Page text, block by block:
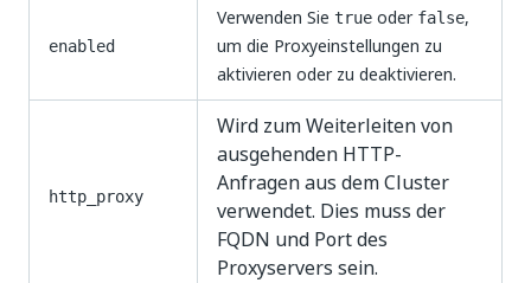
enabled
Verwenden Sie true oder false,
um die Proxyeinstellungen zu
aktivieren oder zu deaktivieren.
http_proxy
Wird zum Weiterleiten von
ausgehenden HTTP-
Anfragen aus dem Cluster
verwendet. Dies muss der
FQDN und Port des
Proxyservers sein.